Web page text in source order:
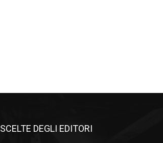
SCELTE DEGLI EDITORI